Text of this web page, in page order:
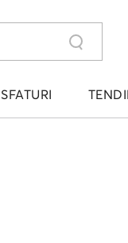
SFATURI